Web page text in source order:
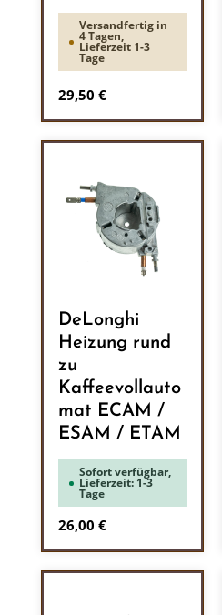
Versandfertig in
4 Tagen,
Lieferzeit 1-3
Tage
Regulärer Preis:
29,50 €
DeLonghi
Heizung rund
zu
Kaffeevollauto
mat ECAM /
ESAM / ETAM
Sofort verfügbar,
Lieferzeit: 1-3
Tage
Regulärer Preis:
26,00 €